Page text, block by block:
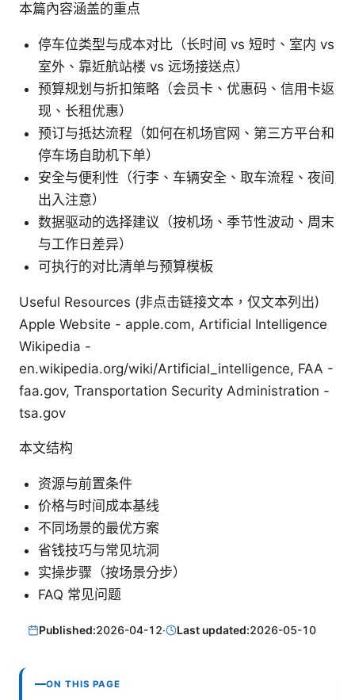
本篇內容涵盖的重点
停车位类型与成本对比（长时间 vs 短时、室内 vs
室外、靠近航站楼 vs 远场接送点）
预算规划与折扣策略（会员卡、优惠码、信用卡返
现、长租优惠）
预订与抵达流程（如何在机场官网、第三方平台和
停车场自助机下单）
安全与便利性（行李、车辆安全、取车流程、夜间
出入注意）
数据驱动的选择建议（按机场、季节性波动、周末
与工作日差异）
可执行的对比清单与预算模板
Useful Resources (非点击链接文本，仅文本列出)
Apple Website - apple.com, Artificial Intelligence
Wikipedia -
en.wikipedia.org/wiki/Artificial_intelligence, FAA -
faa.gov, Transportation Security Administration -
tsa.gov
本文结构
资源与前置条件
价格与时间成本基线
不同场景的最优方案
省钱技巧与常见坑洞
实操步骤（按场景分步）
FAQ 常见问题
Published:2026-04-12· Last updated:2026-05-10
ON THIS PAGE